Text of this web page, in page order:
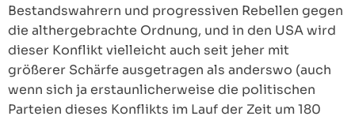
Bestandswahrern und progressiven Rebellen gegen
die althergebrachte Ordnung, und in den USA wird
dieser Konflikt vielleicht auch seit jeher mit
größerer Schärfe ausgetragen als anderswo (auch
wenn sich ja erstaunlicherweise die politischen
Parteien dieses Konflikts im Lauf der Zeit um 180